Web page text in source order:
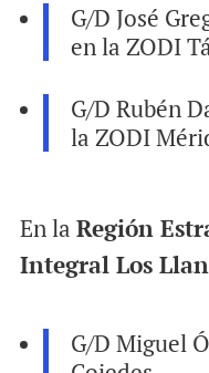
G/D José
en la ZODI
G/D Rubén
la ZODI
En la Región
Integral Los
G/D Miguel